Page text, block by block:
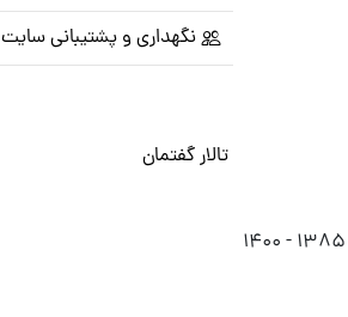
نگهداری و پشتیبانی سایت
تالار گفتمان